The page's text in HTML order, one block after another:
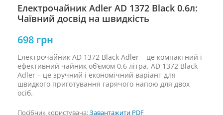
Електрочайник Adler AD 1372 Black 0.6л:
Чаївний досвід на швидкість
698 грн
Електрочайник AD 1372 Black Adler – це компактний і
ефективний чайник об’ємом 0,6 літра. AD 1372 Black
Adler – це зручний і економічний варіант для
швидкого приготування гарячого напою для двох
осіб.
Посібник користувача:Завантажити PDF